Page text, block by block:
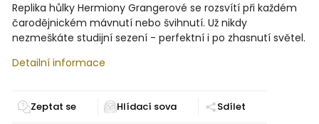
Replika hůlky Hermiony Grangerové se rozsvítí při každém
čarodějnickém mávnutí nebo švihnutí. Už nikdy
nezmeškáte studijní sezení - perfektní i po zhasnutí světel.
Detailní informace
Zeptat se Sdílet